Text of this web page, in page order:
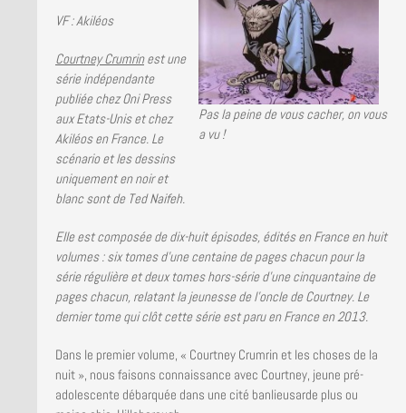
PRESSE
Pas la peine de vous cacher, on vous
a vu !
VF : Akiléos
Courtney Crumrinest une
série indépendante
publiée chez Oni Press
aux Etats-Unis et chez
Akiléos en France. Le
scénario et les dessins
uniquement en noir et
blanc sont de Ted Naifeh.
Elle est composée de dix-huit épisodes, édités en France en huit
volumes : six tomes d’une centaine de pages chacun pour la
série régulière et deux tomes hors-série d’une cinquantaine de
pages chacun, relatant la jeunesse de l’oncle de Courtney. Le
dernier tome qui clôt cette série est paru en France en 2013.
Dans le premier volume, « Courtney Crumrin et les choses de la
nuit », nous faisons connaissance avec Courtney, jeune pré-
adolescente débarquée dans une cité banlieusarde plus ou